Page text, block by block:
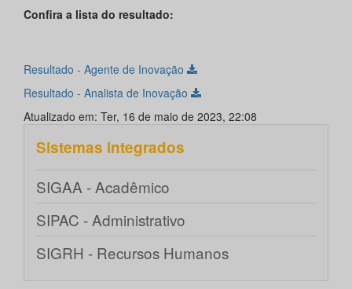
Confira a lista do resultado:
Resultado - Agente de Inovação
Resultado - Analista de Inovação
Atualizado em: Ter, 16 de maio de 2023, 22:08
Sistemas integrados
SIGAA - Acadêmico
SIPAC - Administrativo
SIGRH - Recursos Humanos